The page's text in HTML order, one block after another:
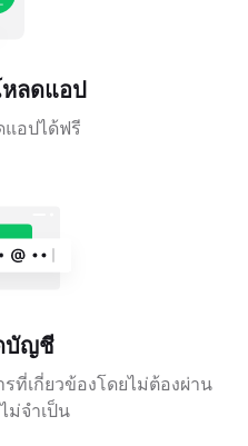
ลดแอป
อปได้ฟรี
บัญชี
ที่เกี่ยวข้องโดยไม่ต้องผ่าน
จำเป็น